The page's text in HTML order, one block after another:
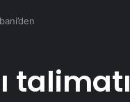
talimatı